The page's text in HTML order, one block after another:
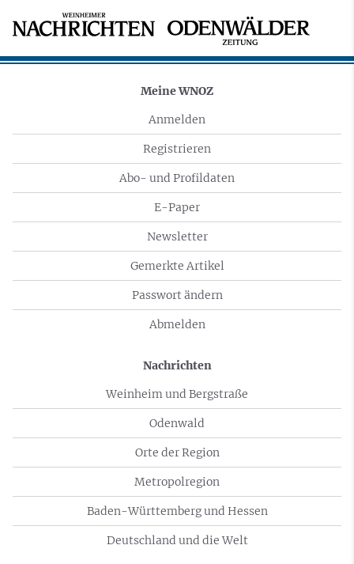
Meine WNOZ
Anmelden
Registrieren
Abo- und Profildaten
E-Paper
Newsletter
Gemerkte Artikel
Passwort ändern
Abmelden
Nachrichten
Weinheim und Bergstraße
Odenwald
Orte der Region
Metropolregion
Baden-Württemberg und Hessen
Deutschland und die Welt